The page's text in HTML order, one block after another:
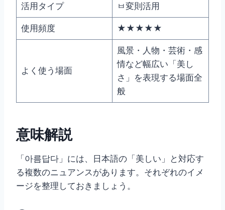
活用タイプ ㅂ変則活用
使用頻度 ★★★★★
よく使う場面
風景・人物・芸術・感
情など幅広い「美し
さ」を表現する場面全
般
意味解説
「아름답다」には、日本語の「美しい」と対応す
る複数のニュアンスがあります。それぞれのイメ
ージを整理しておきましょう。